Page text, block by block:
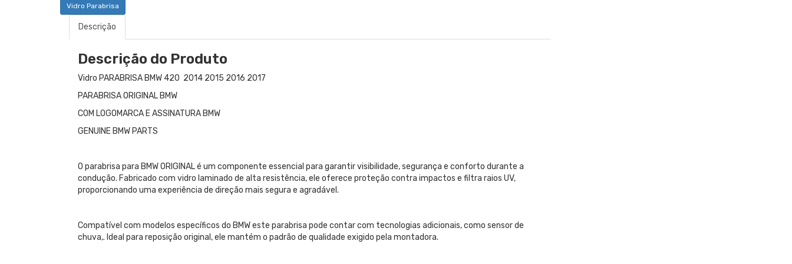
Vidro Parabrisa
Descrição
Descrição do Produto
Vidro PARABRISA BMW 420 2014 2015 2016 2017
PARABRISA ORIGINAL BMW
COM LOGOMARCA E ASSINATURA BMW
GENUINE BMW PARTS
O parabrisa para BMW ORIGINAL é um componente essencial para garantir visibilidade, segurança e conforto durante a
condução. Fabricado com vidro laminado de alta resistência, ele oferece proteção contra impactos e filtra raios UV,
proporcionando uma experiência de direção mais segura e agradável.
Compatível com modelos específicos do BMW este parabrisa pode contar com tecnologias adicionais, como sensor de
chuva,. Ideal para reposição original, ele mantém o padrão de qualidade exigido pela montadora.